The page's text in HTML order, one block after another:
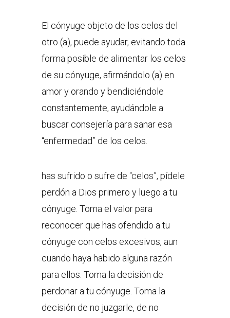
El cónyuge objeto de los celos del
otro (a), puede ayudar, evitando toda
forma posible de alimentar los celos
de su cónyuge, afirmándolo (a) en
amor y orando y bendiciéndole
constantemente, ayudándole a
buscar consejería para sanar esa
“enfermedad” de los celos.
has sufrido o sufre de “celos”, pídele
perdón a Dios primero y luego a tu
cónyuge. Toma el valor para
reconocer que has ofendido a tu
cónyuge con celos excesivos, aun
cuando haya habido alguna razón
para ellos. Toma la decisión de
perdonar a tu cónyuge. Toma la
decisión de no juzgarle, de no